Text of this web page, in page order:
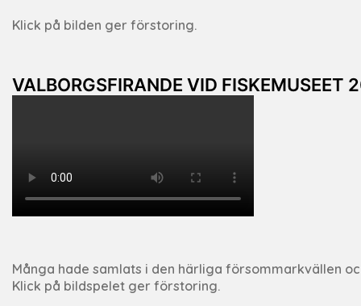
Klick på bilden ger förstoring.
VALBORGSFIRANDE VID FISKEMUSEET
Många hade samlats i den härliga försommarkvällen
Klick på bildspelet ger förstoring.